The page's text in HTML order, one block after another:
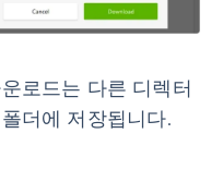
로드는 다른 디렉터
더에 저장됩니다.